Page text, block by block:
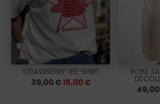
STRAWBERRY TEE-SHIRT
39,00€Le
prix
15,00€Le
ROBE